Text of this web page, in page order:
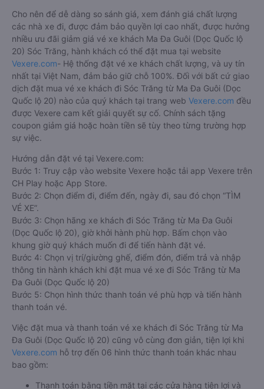
Cho nên để dễ dàng so sánh giá, xem đánh giá chất lượng
các nhà xe đi, được đảm bảo quyền lợi cao nhất, được hưởng
nhiều ưu đãi giảm giá vé xe khách Ma Đa Guôi (Dọc Quốc lộ
20) Sóc Trăng, hành khách có thể đặt mua tại website
Vexere.com- Hệ thống đặt vé xe khách chất lượng, và uy tín
nhất tại Việt Nam, đảm bảo giữ chỗ 100%. Đối với bất cứ giao
dịch đặt mua vé xe khách đi Sóc Trăng từ Ma Đa Guôi (Dọc
Quốc lộ 20) nào của quý khách tại trang web Vexere.com đều
được Vexere cam kết giải quyết sự cố. Chính sách tặng
coupon giảm giá hoặc hoàn tiền sẽ tùy theo từng trường hợp
sự việc.
Hướng dẫn đặt vé tại Vexere.com:
Bước 1: Truy cập vào website Vexere hoặc tải app Vexere trên
CH Play hoặc App Store.
Bước 2: Chọn điểm đi, điểm đến, ngày đi, sau đó chọn “TÌM
VÉ XE”.
Bước 3: Chọn hãng xe khách đi Sóc Trăng từ Ma Đa Guôi
(Dọc Quốc lộ 20), giờ khởi hành phù hợp. Bấm chọn vào
khung giờ quý khách muốn đi để tiến hành đặt vé.
Bước 4: Chọn vị trí/giường ghế, điểm đón, điểm trả và nhập
thông tin hành khách khi đặt mua vé xe đi Sóc Trăng từ Ma
Đa Guôi (Dọc Quốc lộ 20)
Bước 5: Chọn hình thức thanh toán vé phù hợp và tiến hành
thanh toán vé.
Việc đặt mua và thanh toán vé xe khách đi Sóc Trăng từ Ma
Đa Guôi (Dọc Quốc lộ 20) cũng vô cùng đơn giản, tiện lợi khi
Vexere.com hỗ trợ đến 06 hình thức thanh toán khác nhau
bao gồm:
Thanh toán bằng tiền mặt tại các cửa hàng tiện lợi và